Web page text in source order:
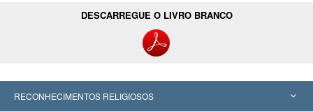
DESCARREGUE O LIVRO BRANCO
RECONHECIMENTOS RELIGIOSOS